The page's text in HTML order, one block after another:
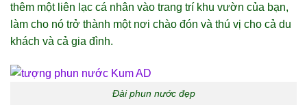
thêm một liên lạc cá nhân vào trang trí khu vườn của bạn,
làm cho nó trở thành một nơi chào đón và thú vị cho cả du
khách và cả gia đình.
Đài phun nước đẹp